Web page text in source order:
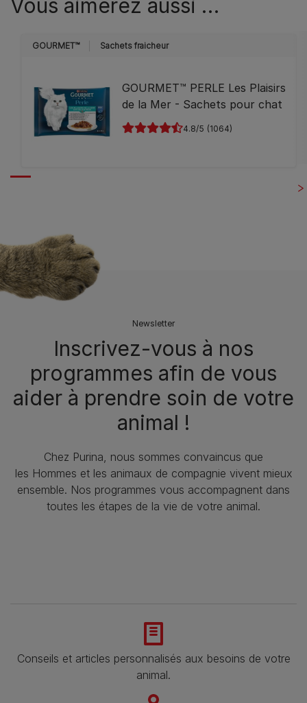
Vous aimerez aussi …
GOURMET™ Sachets fraicheur
GOURMET™ PERLE Les Plaisirs
de la Mer - Sachets pour chat
4.8 (1064)
Newsletter
Inscrivez-vous à nos
programmes afin de vous
aider à prendre soin de votre
animal !​
Chez Purina, nous sommes convaincus que
les Hommes et les animaux de compagnie vivent mieux
ensemble. Nos programmes vous accompagnent dans
toutes les étapes de la vie de votre animal.​
Conseils et articles personnalisés aux besoins de votre
animal​.